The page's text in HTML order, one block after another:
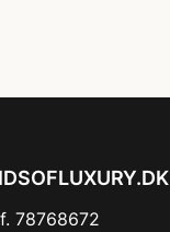
78768672